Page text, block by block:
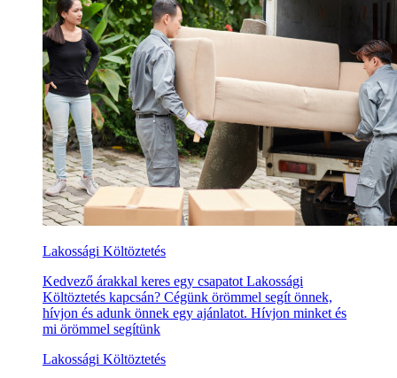
Lakossági Költöztetés
Kedvező árakkal keres egy csapatot Lakossági
Költöztetés kapcsán? Cégünk örömmel segít önnek,
hívjon és adunk önnek egy ajánlatot. Hívjon minket és
mi örömmel segítünk
Lakossági Költöztetés